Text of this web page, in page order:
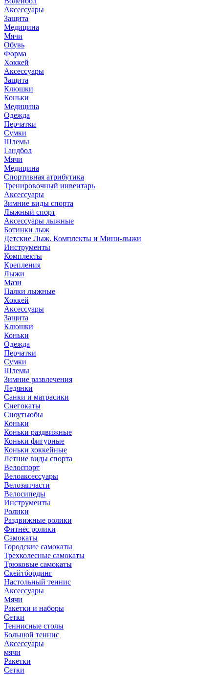
Аксессуары
Защита
Медицина
Мячи
Обувь
Форма
Хоккей
Аксессуары
Защита
Клюшки
Коньки
Медицина
Одежда
Перчатки
Сумки
Шлемы
Гандбол
Мячи
Медицина
Спортивная атрибутика
Тренировочный инвентарь
Аксессуары
Зимние виды спорта
Лыжный спорт
Аксессуары лыжные
Ботинки лыж
Детские Лыж. Комплекты и Мини-лыжи
Инструменты
Комплекты
Крепления
Лыжи
Мази
Палки лыжные
Хоккей
Аксессуары
Защита
Клюшки
Коньки
Одежда
Перчатки
Сумки
Шлемы
Зимние развлечения
Ледянки
Санки и матрасики
Снегокаты
Сноутьюбы
Коньки
Коньки раздвижные
Коньки фигурные
Коньки хоккейные
Летние виды спорта
Велоспорт
Велоаксессуары
Велозапчасти
Велосипеды
Инструменты
Ролики
Раздвижные ролики
Фитнес ролики
Самокаты
Городские самокаты
Трехколесные самокаты
Трюковые самокаты
Скейтбординг
Настольный теннис
Аксессуары
Мячи
Ракетки и наборы
Сетки
Теннисные столы
Большой теннис
Аксессуары
мячи
Ракетки
Сетки